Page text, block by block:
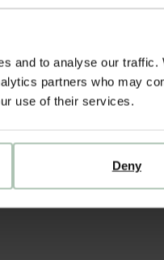
and to analyse our traffic.
partners who may
use of their services.
Deny